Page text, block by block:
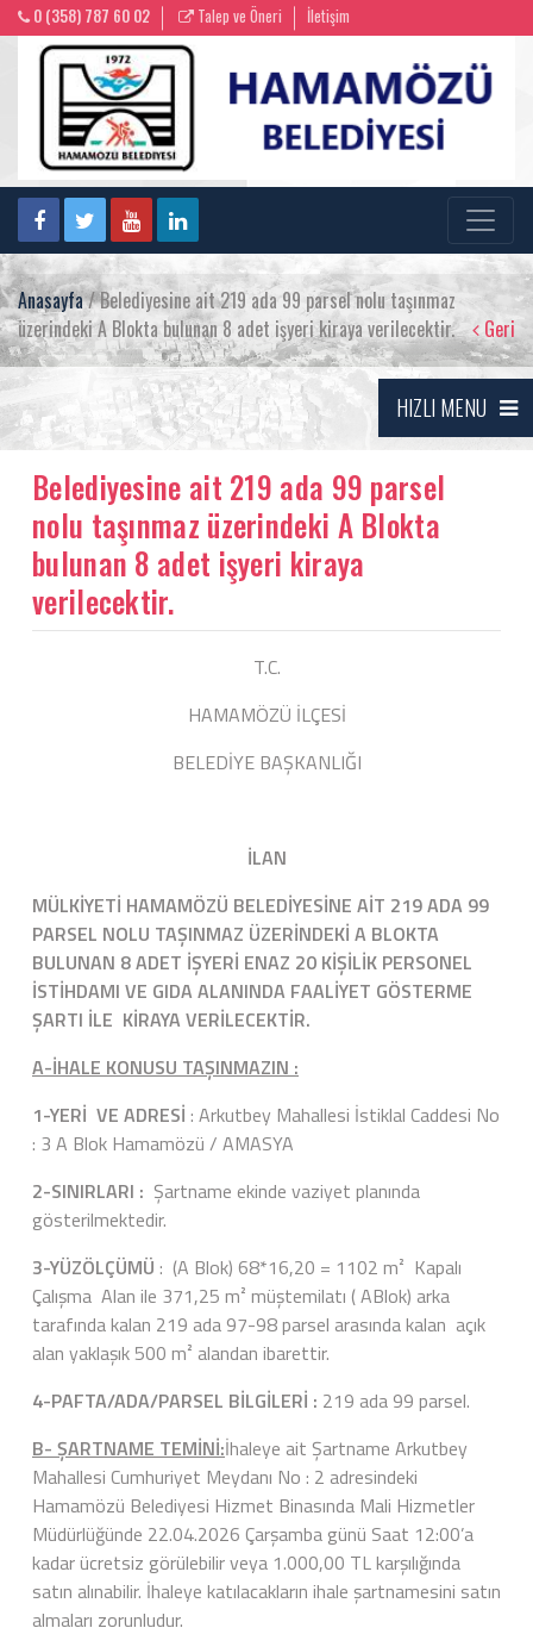
0 (358) 787 60 02 Talep ve Öneri İletişim
Anasayfa/ Belediyesine ait 219 ada 99 parsel nolu taşınmaz
üzerindeki A Blokta bulunan 8 adet işyeri kiraya verilecektir.
Geri
HIZLI MENU
Belediyesine ait 219 ada 99 parsel
nolu taşınmaz üzerindeki A Blokta
bulunan 8 adet işyeri kiraya
verilecektir.
T.C.
HAMAMÖZÜ İLÇESİ
BELEDİYE BAŞKANLIĞI
İLAN
MÜLKİYETİ HAMAMÖZÜ BELEDİYESİNE AİT 219 ADA 99
PARSEL NOLU TAŞINMAZ ÜZERİNDEKİ A BLOKTA
BULUNAN 8 ADET İŞYERİ ENAZ 20 KİŞİLİK PERSONEL
İSTİHDAMI VE GIDA ALANINDA FAALİYET GÖSTERME
ŞARTI İLE KİRAYA VERİLECEKTİR.
A-İHALE KONUSU TAŞINMAZIN :
1-YERİ VE ADRESİ : Arkutbey Mahallesi İstiklal Caddesi No
: 3 A Blok Hamamözü / AMASYA
2-SINIRLARI : Şartname ekinde vaziyet planında
gösterilmektedir.
3-YÜZÖLÇÜMÜ : (A Blok) 68*16,20 = 1102 m² Kapalı
Çalışma Alan ile 371,25 m² müştemilatı ( ABlok) arka
tarafında kalan 219 ada 97-98 parsel arasında kalan açık
alan yaklaşık 500 m² alandan ibarettir.
4-PAFTA/ADA/PARSEL BİLGİLERİ : 219 ada 99 parsel.
B- ŞARTNAME TEMİNİ:İhaleye ait Şartname Arkutbey
Mahallesi Cumhuriyet Meydanı No : 2 adresindeki
Hamamözü Belediyesi Hizmet Binasında Mali Hizmetler
Müdürlüğünde 22.04.2026 Çarşamba günü Saat 12:00’a
kadar ücretsiz görülebilir veya 1.000,00 TL karşılığında
satın alınabilir. İhaleye katılacakların ihale şartnamesini satın
almaları zorunludur.